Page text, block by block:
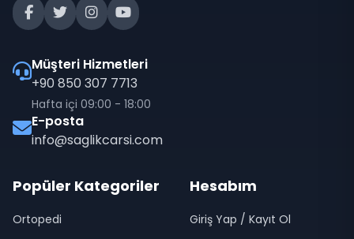
Müşteri Hizmetleri
+90 850 307 7713
Hafta içi 09:00 - 18:00
E-posta
info@saglikcarsi.com
Popüler Kategoriler
Ortopedi
Hesabım
Giriş Yap / Kayıt Ol